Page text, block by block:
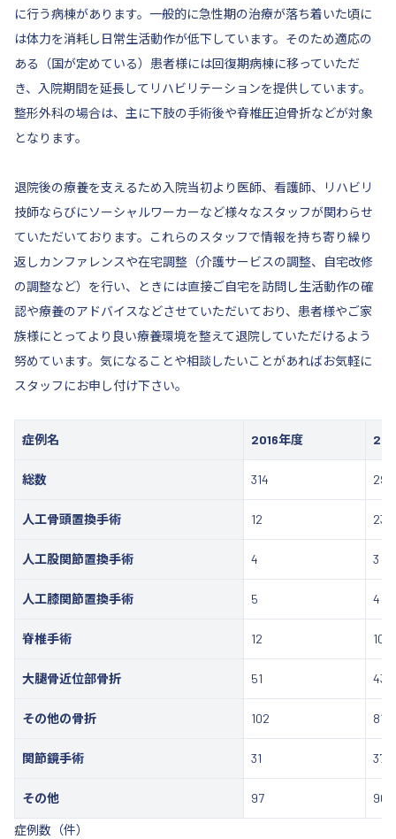
に行う病棟があります。一般的に急性期の治療が落ち着いた頃に
は体力を消耗し日常生活動作が低下しています。そのため適応の
ある（国が定めている）患者様には回復期病棟に移っていただ
き、入院期間を延長してリハビリテーションを提供しています。
整形外科の場合は、主に下肢の手術後や脊椎圧迫骨折などが対象
となります。
退院後の療養を支えるため入院当初より医師、看護師、リハビリ
技師ならびにソーシャルワーカーなど様々なスタッフが関わらせ
ていただいております。これらのスタッフで情報を持ち寄り繰り
返しカンファレンスや在宅調整（介護サービスの調整、自宅改修
の調整など）を行い、ときには直接ご自宅を訪問し生活動作の確
認や療養のアドバイスなどさせていただいており、患者様やご家
族様にとってより良い療養環境を整えて退院していただけるよう
努めています。気になることや相談したいことがあればお気軽に
スタッフにお申し付け下さい。
症例名 2016年度
総数 314 291
人工骨頭置換手術 12 23
人工股関節置換手術 4 3
人工膝関節置換手術 5 4
脊椎手術 12 10
大腿骨近位部骨折 51 43
その他の骨折 102 81
関節鏡手術 31 37
その他 97 90
症例数（件）